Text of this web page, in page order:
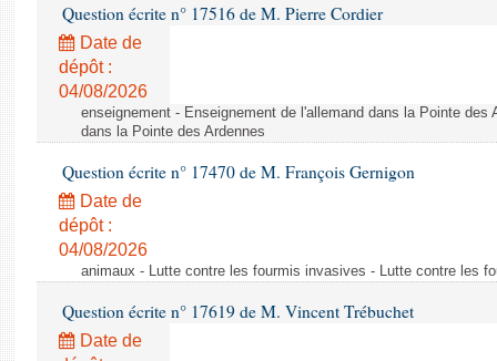
Question écrite n° 17516 de M. Pierre Cordier
Date de
dépôt :
04/08/2026
enseignement - Enseignement de l'allemand dans la Pointe des
dans la Pointe des Ardennes
Question écrite n° 17470 de M. François Gernigon
Date de
dépôt :
04/08/2026
animaux - Lutte contre les fourmis invasives - Lutte contre les
Question écrite n° 17619 de M. Vincent Trébuchet
Date de